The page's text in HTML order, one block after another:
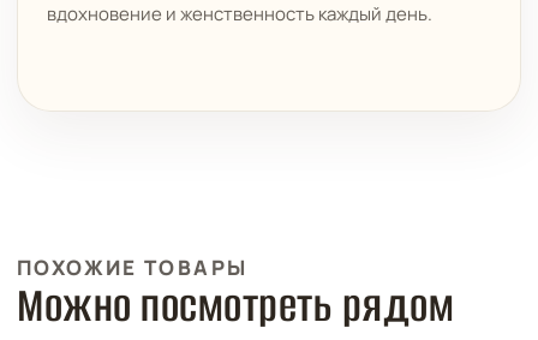
вдохновение и женственность каждый день.
ПОХОЖИЕ ТОВАРЫ
Можно посмотреть рядом